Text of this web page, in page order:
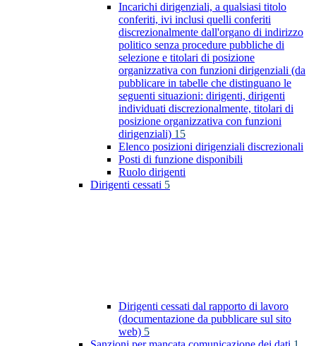
Incarichi dirigenziali, a qualsiasi titolo
conferiti, ivi inclusi quelli conferiti
discrezionalmente dall'organo di indirizzo
politico senza procedure pubbliche di
selezione e titolari di posizione
organizzativa con funzioni dirigenziali (da
pubblicare in tabelle che distinguano le
seguenti situazioni: dirigenti, dirigenti
individuati discrezionalmente, titolari di
posizione organizzativa con funzioni
dirigenziali) 15
Elenco posizioni dirigenziali discrezionali
Posti di funzione disponibili
Ruolo dirigenti
Dirigenti cessati 5
Dirigenti cessati dal rapporto di lavoro
(documentazione da pubblicare sul sito
web) 5